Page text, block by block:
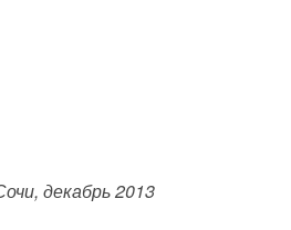
декабрь 2013